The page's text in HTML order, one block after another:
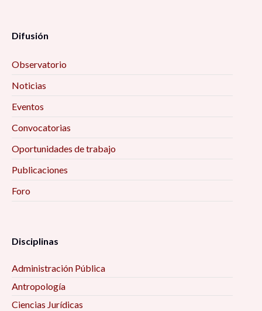
Difusión
Observatorio
Noticias
Eventos
Convocatorias
Oportunidades de trabajo
Publicaciones
Foro
Disciplinas
Administración Pública
Antropología
Ciencias Jurídicas